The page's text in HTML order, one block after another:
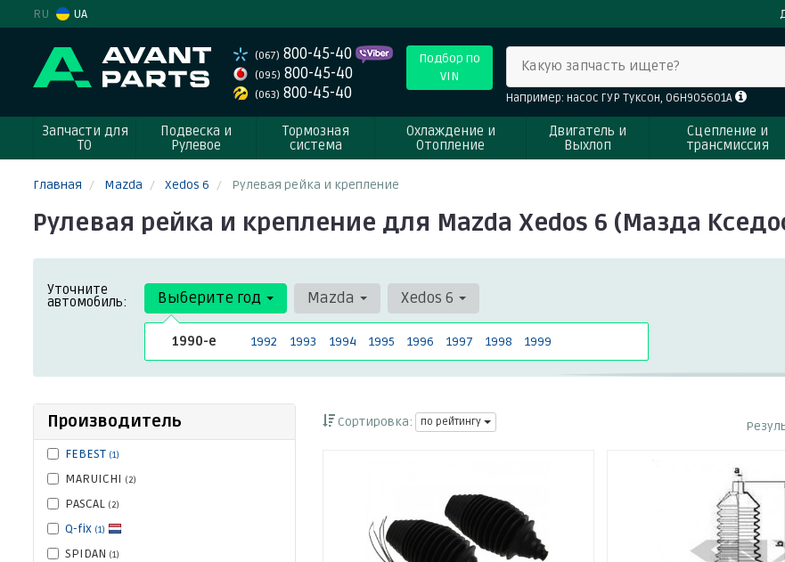
RU UA
(067) 800-45-40
(095) 800-45-40
(063) 800-45-40
Подбор по
VIN
Какую запчасть ищете?
Например: насос ГУР Туксон, 06H905601A
Запчасти для
ТО
Подвеска и
Рулевое
Тормозная
система
Охлаждение и
Отопление
Двигатель и
Выхлоп
Сцепление и
трансмиссия
Главная Mazda Xedos 6 Рулевая рейка и крепление
Рулевая рейка и крепление для Mazda Xedos 6 (Мазда
Уточните
автомобиль: Выберите год
1990-е 1992 1993 1994 1995 1996 1997 1998 1999
Mazda Xedos 6
Производитель
FEBEST (1)
MARUICHI (2)
PASCAL (2)
Q-fix (1)
SPIDAN (1)
Сортировка: по рейтингу